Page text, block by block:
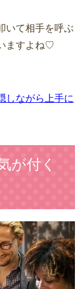
いて相手を呼ぶ
ますよね♡
しながら上手に
が付く